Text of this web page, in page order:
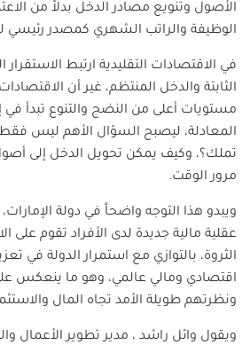
الأصول وتنويع مصادر الدخل بدلاً من
الوظيفة والراتب الشهري كمصدر رئيسي
في الاقتصادات التقليدية ارتبط الاستقرار
الثابتة والدخل المنتظم، غير أن
مستويات أعلى من النضج والتنوع تبدأ
المعادلة، ليصبح السؤال الأهم ليس
تملك؟، وكيف يمكن تحويل الدخل إلى
مرور الوقت.
ويبدو هذا التوجه واضحاً في دولة
عقلية مالية جديدة لدى الأفراد تقوم على
الثروة، بالتوازي مع استمرار الدولة في
اقتصادي ومالي عالمي، وهو ما ينعكس
ونظرتهم طويلة الأمد تجاه المال
ويقول وائل راشد ، مدير تطوير الأعمال